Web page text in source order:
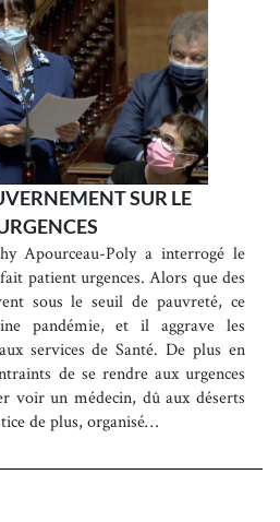
SUR LE
Apourceau-Poly a interrogé le
patient urgences. Alors que des
sous le seuil de pauvreté, ce
pandémie, et il aggrave les
services de Santé. De plus en
de se rendre aux urgences
voir un médecin, dû aux déserts
de plus, organisé…